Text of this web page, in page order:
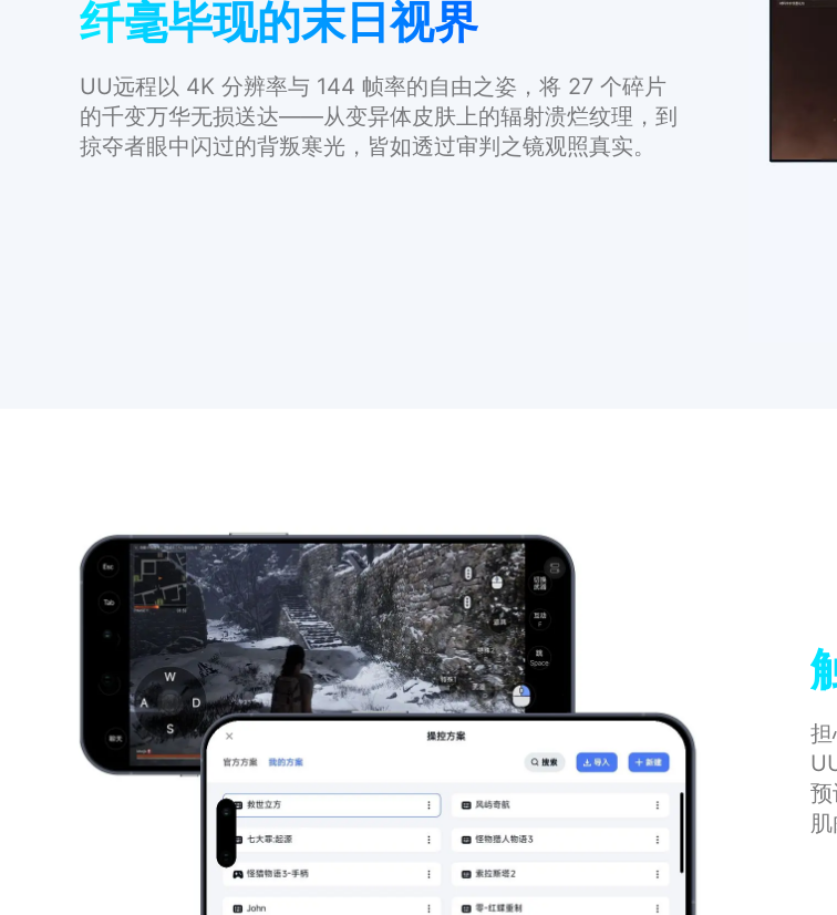
纤毫毕现的末日视界
UU远程以 4K 分辨率与 144 帧率的自由之姿，将 27 个碎片
的千变万华无损送达——从变异体皮肤上的辐射溃烂纹理，到
掠夺者眼中闪过的背叛寒光，皆如透过审判之镜观照真实。
肌